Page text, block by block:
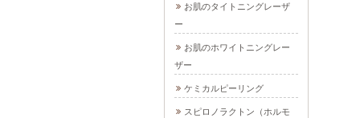
お肌のタイトニングレーザ
ー
お肌のホワイトニングレー
ザー
ケミカルピーリング
スピロノラクトン（ホルモ